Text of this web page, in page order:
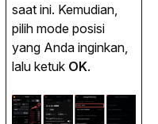
saat ini. Kemudian,
pilih mode posisi
yang Anda inginkan,
lalu ketuk OK.